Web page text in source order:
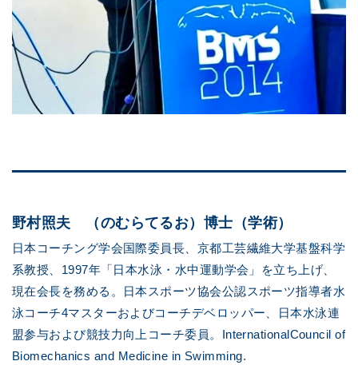
野村照夫 （のむらてるお）博士（学術）
日本コーチング学会国際委員長、京都工芸繊維大学基盤科学
系教授、1997年「日本水泳・水中運動学会」を立ち上げ、
現在会長を務める。日本スポーツ協会公認スポーツ指導者水
泳コーチ4マスターおよびコーチデベロッパー、日本水泳連
盟参与および競技力向上コーチ委員。InternationalCouncil of
Biomechanics and Medicine in Swimming.